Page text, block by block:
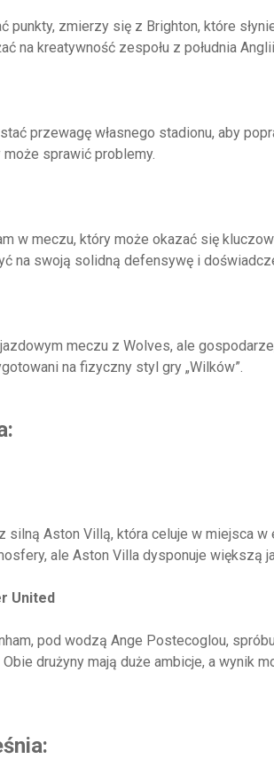
punkty, zmierzy się z Brighton, które
na kreatywność zespołu z południa
przewagę własnego stadionu, aby
sprawić problemy.
w meczu, który może okazać się
na swoją solidną defensywę i
meczu z Wolves, ale
na fizyczny styl gry „Wilków”.
silną Aston Villą, która celuje w miejsca
ale Aston Villa dysponuje większą
United
pod wodzą Ange Postecoglou,
drużyny mają duże ambicje, a wynik